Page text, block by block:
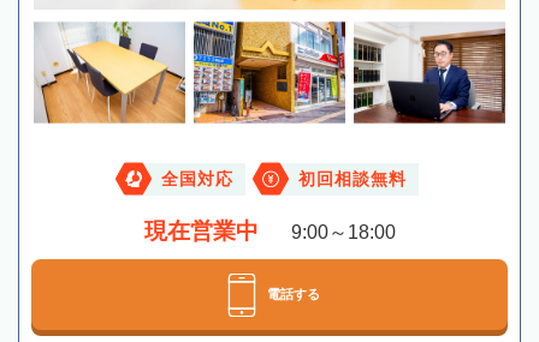
全国対応 初回相談無料
現在営業中 9:00～18:00
電話する